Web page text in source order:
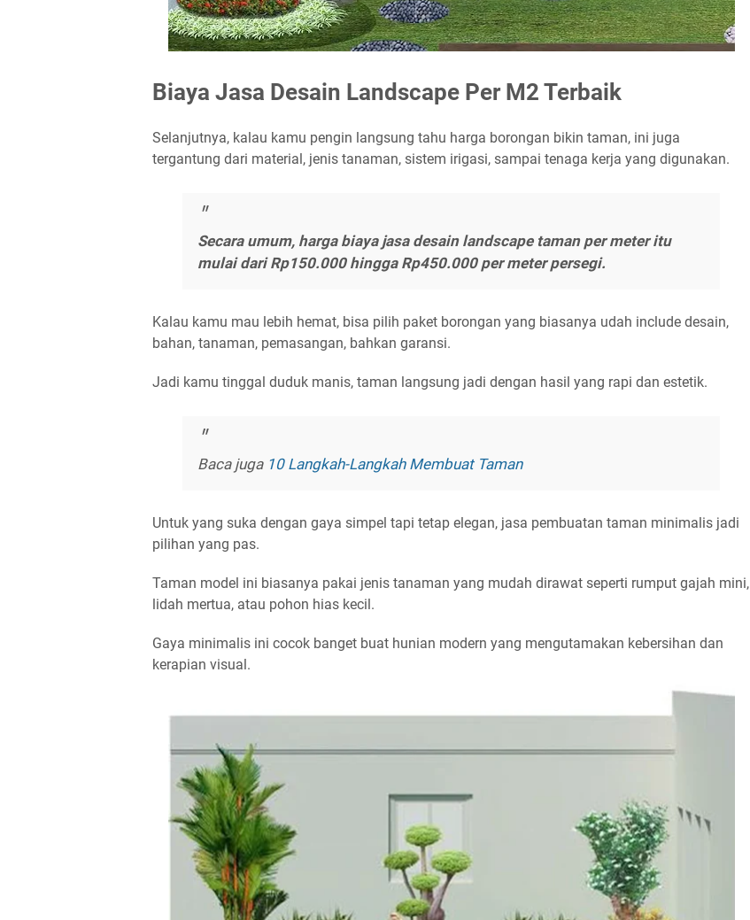
Biaya Jasa Desain Landscape Per M2 Terbaik
Selanjutnya, kalau kamu pengin langsung tahu harga borongan bikin taman, ini juga
tergantung dari material, jenis tanaman, sistem irigasi, sampai tenaga kerja yang digunakan.
Secara umum, harga biaya jasa desain landscape taman per meteritu
mulai dari Rp150.000 hingga Rp450.000 per meter persegi.
Kalau kamu mau lebih hemat, bisa pilih paket borongan yang biasanya udah include desain,
bahan, tanaman, pemasangan, bahkan garansi.
Jadi kamu tinggal duduk manis, taman langsung jadi dengan hasil yang rapi dan estetik.
Baca juga 10 Langkah-Langkah Membuat Taman
Untuk yang suka dengan gaya simpel tapi tetap elegan, jasa pembuatan taman minimalis jadi
pilihan yang pas.
Taman model ini biasanya pakai jenis tanaman yang mudah dirawat seperti rumput gajah mini,
lidah mertua, atau pohon hias kecil.
Gaya minimalis ini cocok banget buat hunian modern yang mengutamakan kebersihan dan
kerapian visual.